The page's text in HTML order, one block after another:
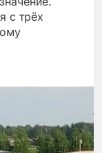
с трёх